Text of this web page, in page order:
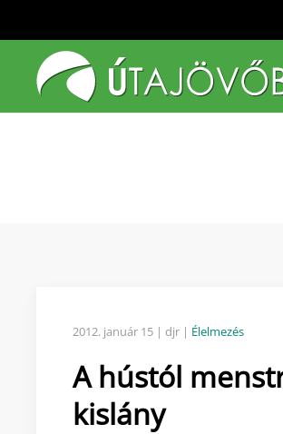
Fő tartalom átugrása
2012. január 15 | djr | Élelmezés
A hústól
kislány